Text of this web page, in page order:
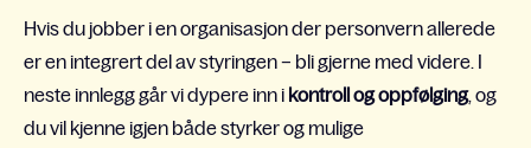
Hvis du jobber i en organisasjon der personvern allerede
er en integrert del av styringen– bli gjerne med videre. I
neste innlegg går vi dypere inn i kontroll og oppfølging, og
du vil kjenne igjen både styrker og mulige